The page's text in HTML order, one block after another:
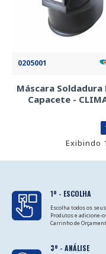
0205001
Máscara Soldadura
Capacete -
Exibindo
1º - ESCOLHA
Escolha todos os seus
Produtos e adicione-
Carrinho de
3º - ANÁLISE